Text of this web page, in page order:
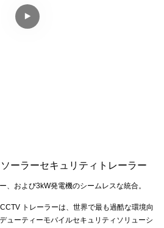
ーラーセキュリティトレーラー
、および3kW発電機のシームレスな統合。
トレーラーは、世界で最も過酷な環境向
ューティーモバイルセキュリティソリューシ